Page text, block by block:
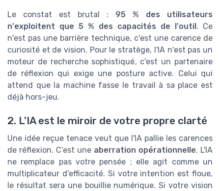
Le constat est brutal : 95 % des utilisateurs
n'exploitent que 5 % des capacités de l'outil. Ce
n'est pas une barrière technique, c'est une carence de
curiosité et de vision. Pour le stratège, l'IA n'est pas un
moteur de recherche sophistiqué, c'est un partenaire
de réflexion qui exige une posture active. Celui qui
attend que la machine fasse le travail à sa place est
déjà hors-jeu.
2. L'IA est le miroir de votre propre clarté
Une idée reçue tenace veut que l'IA pallie les carences
de réflexion. C’est une aberration opérationnelle. L'IA
ne remplace pas votre pensée ; elle agit comme un
multiplicateur d'efficacité. Si votre intention est floue,
le résultat sera une bouillie numérique. Si votre vision